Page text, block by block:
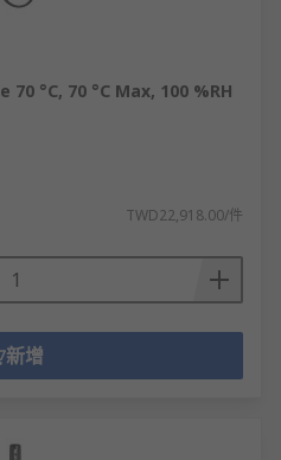
°C, 70 °C Max, 100 %RH
TWD22,918.00/件
新增